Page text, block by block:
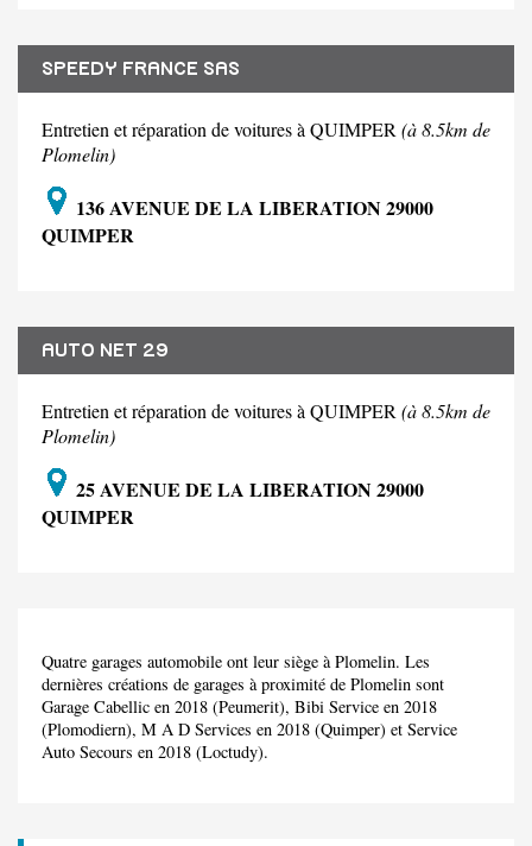
SPEEDY FRANCE SAS
Entretien et réparation de voitures à QUIMPER(à 8.5km de
Plomelin)
136 AVENUE DE LA LIBERATION 29000
QUIMPER
AUTO NET 29
Entretien et réparation de voitures à QUIMPER(à 8.5km de
Plomelin)
25 AVENUE DE LA LIBERATION 29000
QUIMPER
Quatre garages automobile ont leur siège à Plomelin. Les
dernières créations de garages à proximité de Plomelin sont
Garage Cabellic en 2018 (Peumerit), Bibi Service en 2018
(Plomodiern), M A D Services en 2018 (Quimper) et Service
Auto Secours en 2018 (Loctudy).